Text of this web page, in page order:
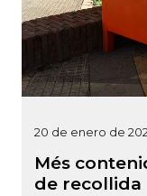
20 de enero de
Més
de recollida